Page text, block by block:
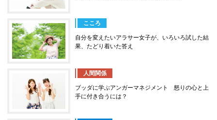
こころ
自分を変えたいアラサー女子が、いろいろ試した結
果、たどり着いた答え
人間関係
ブッダに学ぶアンガーマネジメント 怒りの心と上
手に付き合うには？